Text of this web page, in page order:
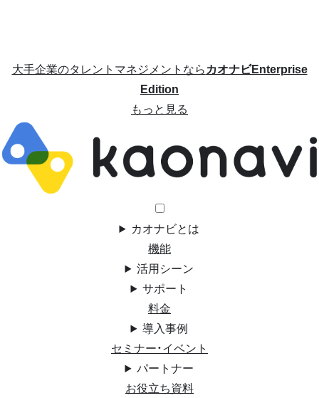
大手企業のタレントマネジメントならカオナビEnterprise
Edition
もっと見る
カオナビとは
機能
活用シーン
サポート
料金
導入事例
セミナー・イベント
パートナー
お役立ち資料